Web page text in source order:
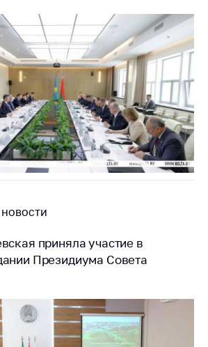
приняла участие в
Президиума Совета